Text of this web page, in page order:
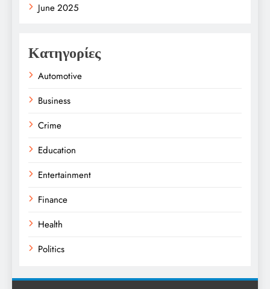
June 2025
Κατηγορίες
Automotive
Business
Crime
Education
Entertainment
Finance
Health
Politics